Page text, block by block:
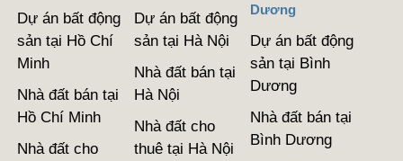
Dự án bất động
sản tại Hồ Chí
Minh
Nhà đất bán tại
Hồ Chí Minh
Nhà đất cho
Dự án bất động
sản tại Hà Nội
Nhà đất bán tại
Hà Nội
Nhà đất cho
thuê tại Hà Nội
Dương
Dự án bất động
sản tại Bình
Dương
Nhà đất bán tại
Bình Dương